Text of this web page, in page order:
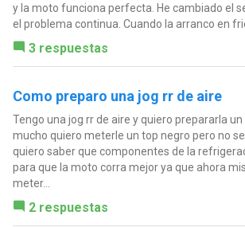
y la moto funciona perfecta. He cambiado el
el problema continua. Cuando la arranco en
3 respuestas
Como preparo una jog rr de aire
Tengo una jog rr de aire y quiero prepararla
mucho quiero meterle un top negro pero no
quiero saber que componentes de la
para que la moto corra mejor ya que ahora
meter...
2 respuestas